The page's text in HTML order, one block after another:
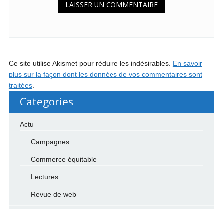
Ce site utilise Akismet pour réduire les indésirables. En savoir
plus sur la façon dont les données de vos commentaires sont
traitées.
Categories
Actu
Campagnes
Commerce équitable
Lectures
Revue de web